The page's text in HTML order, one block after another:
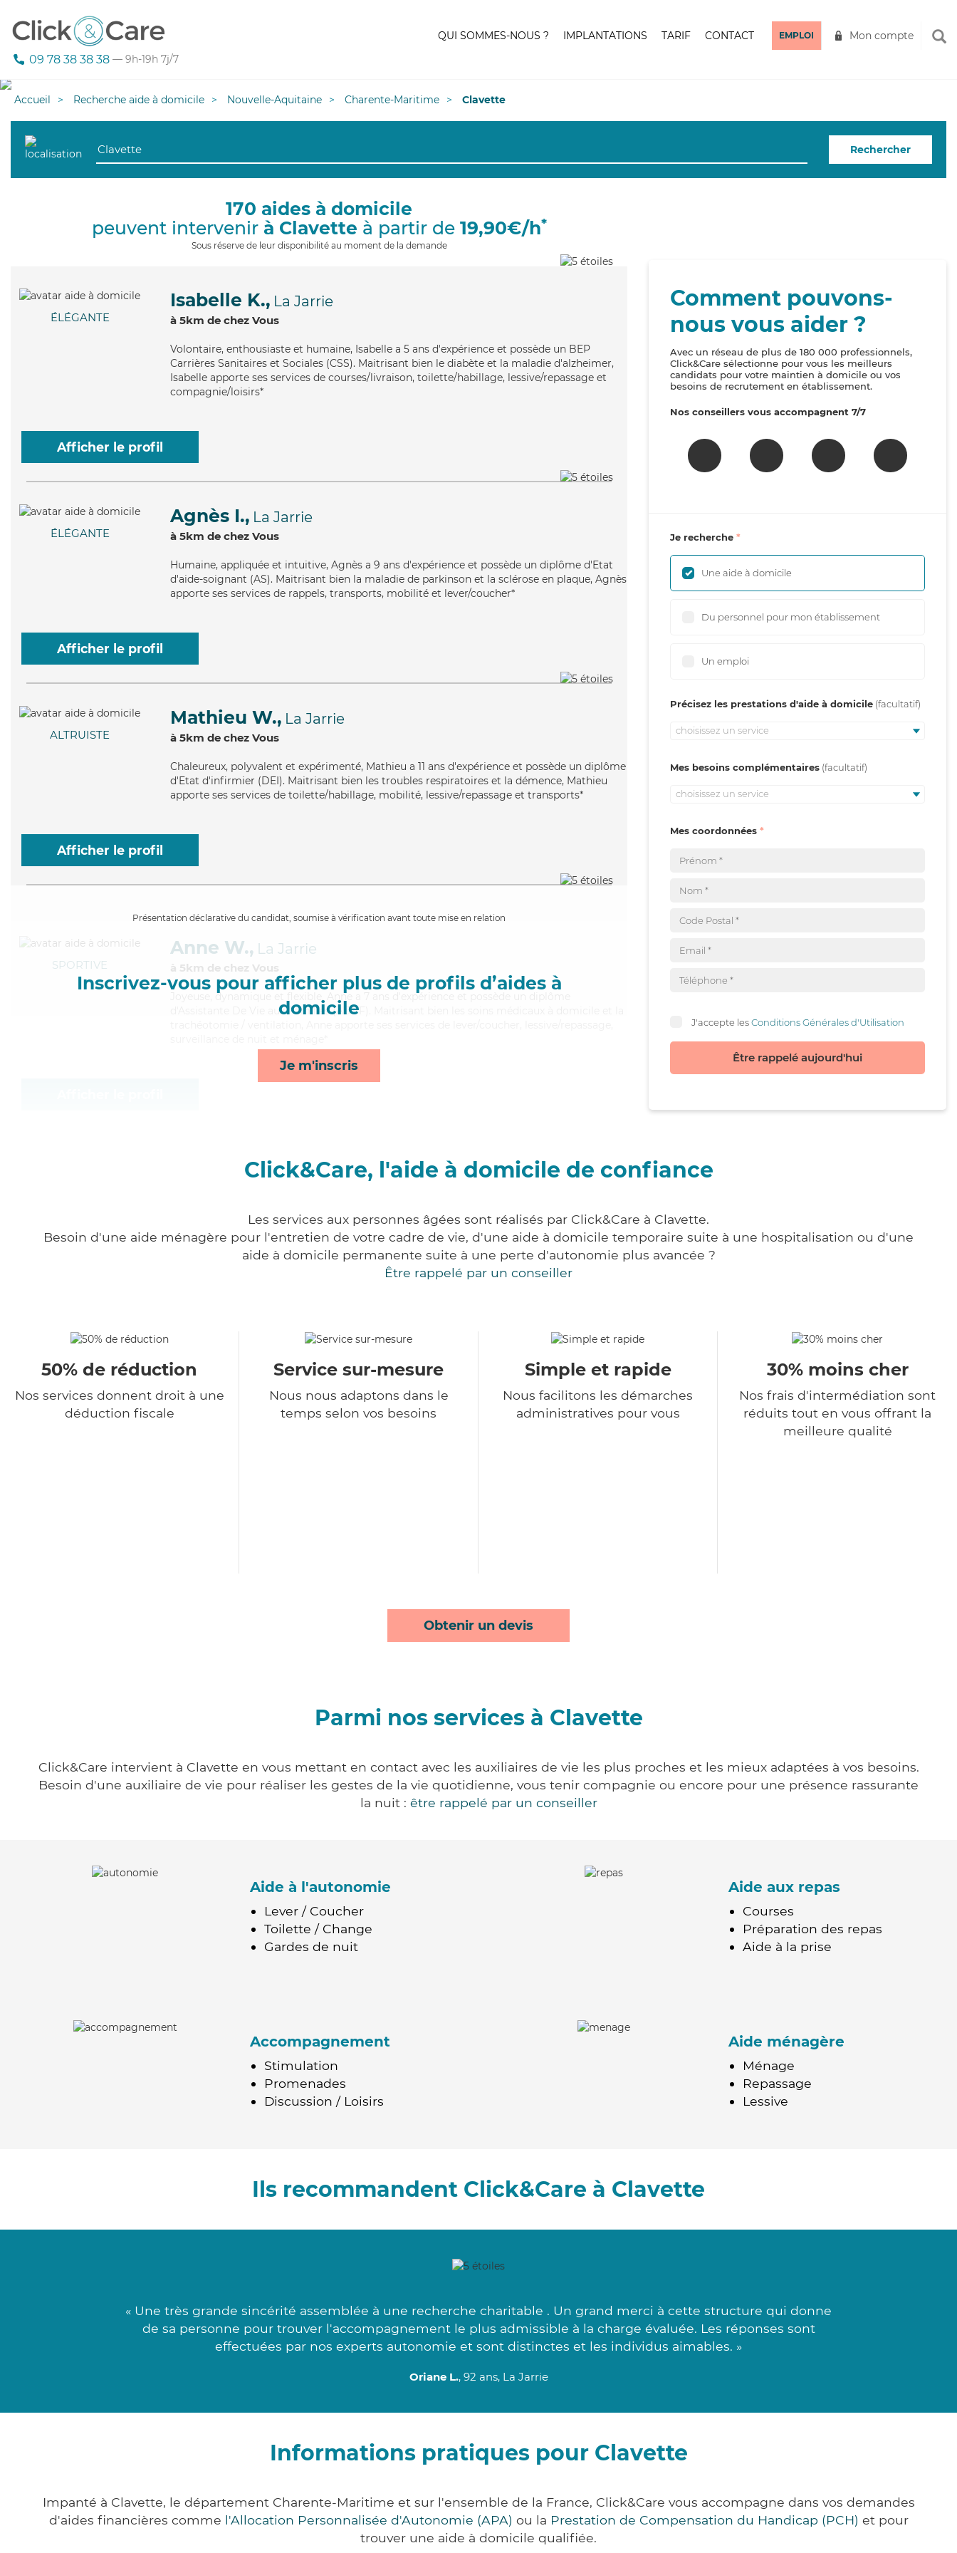
09 78 38 38 38 — 9h-19h 7j/7
QUI SOMMES-NOUS ? IMPLANTATIONS TARIF CONTACT EMPLOI Mon compte
Accueil Recherche aide à domicile Nouvelle-Aquitaine Charente-Maritime Clavette
Rechercher
170 aides à domicile
peuvent intervenir à Clavette à partir de 19,90€/h*
Sous réserve de leur disponibilité au moment de la demande
ÉLÉGANTE
Isabelle K., La Jarrie
à 5km de chez Vous
Volontaire, enthousiaste et humaine, Isabelle a 5 ans d'expérience et possède un BEP
Carrières Sanitaires et Sociales (CSS). Maitrisant bien le diabète et la maladie d'alzheimer,
Isabelle apporte ses services de courses/livraison, toilette/habillage, lessive/repassage et
compagnie/loisirs*
Afficher le profil
ÉLÉGANTE
Agnès I., La Jarrie
à 5km de chez Vous
Humaine, appliquée et intuitive, Agnès a 9 ans d'expérience et possède un diplôme d'Etat
d'aide-soignant (AS). Maitrisant bien la maladie de parkinson et la sclérose en plaque, Agnès
apporte ses services de rappels, transports, mobilité et lever/coucher*
Afficher le profil
ALTRUISTE
Mathieu W., La Jarrie
à 5km de chez Vous
Chaleureux, polyvalent et expérimenté, Mathieu a 11 ans d'expérience et possède un diplôme
d'Etat d'infirmier (DEI). Maitrisant bien les troubles respiratoires et la démence, Mathieu
apporte ses services de toilette/habillage, mobilité, lessive/repassage et transports*
Afficher le profil
Présentation déclarative du candidat, soumise à vérification avant toute mise en relation
Inscrivez-vous pour afficher plus de profils d’aides à
domicile
Je m'inscris
SPORTIVE
Anne W., La Jarrie
à 5km de chez Vous
, dynamique et flexible, Anne a 7 ans d'expérience et possède un diplôme
d'Assistante De Vie aux Familles (ADVF). Maitrisant bien les soins médicaux à domicile et la
Comment pouvons-
nous vous aider ?
Avec un réseau de plus de 180 000 professionnels,
Click&Care sélectionne pour vous les meilleurs
candidats pour votre maintien à domicile ou vos
besoins de recrutement en établissement.
Nos conseillers vous accompagnent 7/7
Je recherche
Une aide à domicile
Du personnel pour mon établissement
Un emploi
Précisez les prestations d'aide à domicile
choisissez un service
Mes besoins complémentaires
choisissez un service
Mes coordonnées
J'accepte lesConditions Générales d'Utilisation
Être rappelé aujourd'hui
Click&Care, l'aide à domicile de confiance
Les services aux personnes âgées sont réalisés par Click&Care à Clavette.
Besoin d'une aide ménagère pour l'entretien de votre cadre de vie, d'une aide à domicile temporaire suite à une hospitalisation ou d'une
aide à domicile permanente suite à une perte d'autonomie plus avancée ?
Être rappelé par un conseiller
50% de réduction
Nos services donnent droit à une
déduction fiscale
Service sur-mesure
Nous nous adaptons dans le
temps selon vos besoins
Simple et rapide
Nous facilitons les démarches
administratives pour vous
30% moins cher
Nos frais d'intermédiation sont
réduits tout en vous offrant la
meilleure qualité
Obtenir un devis
Parmi nos services à Clavette
Click&Care intervient à Clavette en vous mettant en contact avec les auxiliaires de vie les plus proches et les mieux adaptées à vos besoins.
Besoin d'une auxiliaire de vie pour réaliser les gestes de la vie quotidienne, vous tenir compagnie ou encore pour une présence rassurante
la nuit : être rappelé par un conseiller
Aide à l'autonomie
Lever / Coucher
Toilette / Change
Gardes de nuit
Aide aux repas
Courses
Préparation des repas
Aide à la prise
Accompagnement
Stimulation
Promenades
Discussion / Loisirs
Aide ménagère
Ménage
Repassage
Lessive
Ils recommandent Click&Care à Clavette
« Une très grande sincérité assemblée à une recherche charitable . Un grand merci à cette structure qui donne
de sa personne pour trouver l'accompagnement le plus admissible à la charge évaluée. Les réponses sont
effectuées par nos experts autonomie et sont distinctes et les individus aimables. »
Oriane L., 92 ans, La Jarrie
Informations pratiques pour Clavette
Impanté à Clavette, le département Charente-Maritime et sur l'ensemble de la France, Click&Care vous accompagne dans vos demandes
d'aides financières comme l'Allocation Personnalisée d'Autonomie (APA) ou la Prestation de Compensation du Handicap (PCH) et pour
trouver une aide à domicile qualifiée.